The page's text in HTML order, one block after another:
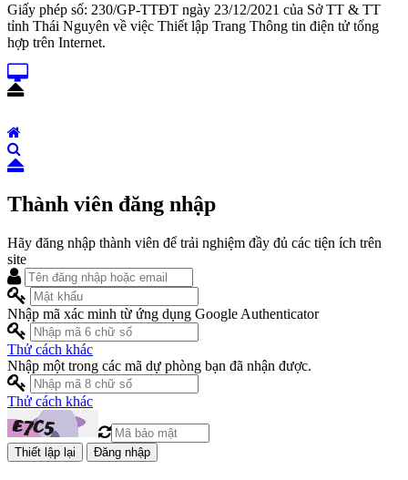
Giấy phép số: 230/GP-TTĐT ngày 23/12/2021 của Sở TT & TT
tỉnh Thái Nguyên về việc Thiết lập Trang Thông tin điện tử tổng
hợp trên Internet.
Thành viên đăng nhập
Hãy đăng nhập thành viên để trải nghiệm đầy đủ các tiện ích trên
site
Nhập mã xác minh từ ứng dụng Google Authenticator
Thử cách khác
Nhập một trong các mã dự phòng bạn đã nhận được.
Thử cách khác
Đăng nhập